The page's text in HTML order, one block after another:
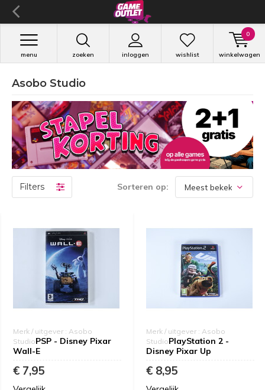
zoeken inloggen
menu wishlist winkelwagen
0
Asobo Studio
Filters Sorteren op:
Merk / uitgever : Asobo
StudioPSP - Disney Pixar
Wall-E
€ 7,95
Merk / uitgever : Asobo
StudioPlayStation 2 -
Disney Pixar Up
€ 8,95